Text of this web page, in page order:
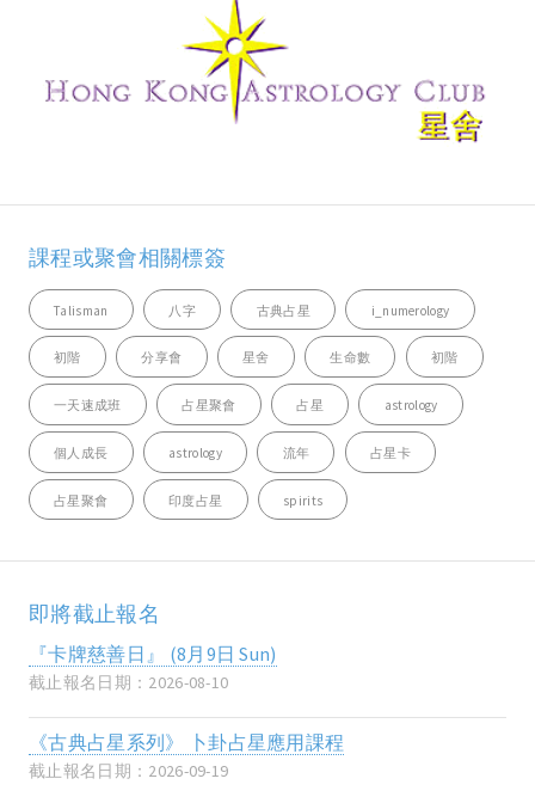
課程或聚會相關標簽
Talisman 八字 古典占星 i_numerology
初階 分享會 星舍 生命數 初階
一天速成班 占星聚會 占星 astrology
個人成長 astrology 流年 占星卡
占星聚會 印度占星 spirits
即將截止報名
『卡牌慈善日』 (8月9日 Sun)
截止報名日期：2026-08-10
《古典占星系列》 卜卦占星應用課程
截止報名日期：2026-09-19